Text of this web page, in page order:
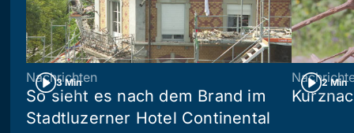
3 Min
Nachrichten
So sieht es nach dem Brand im
Stadtluzerner Hotel Continental
2 Min